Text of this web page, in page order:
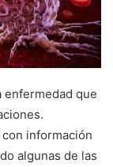
enfermedad que
información
algunas de las